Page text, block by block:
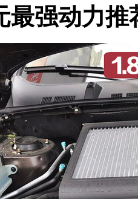
强动力推